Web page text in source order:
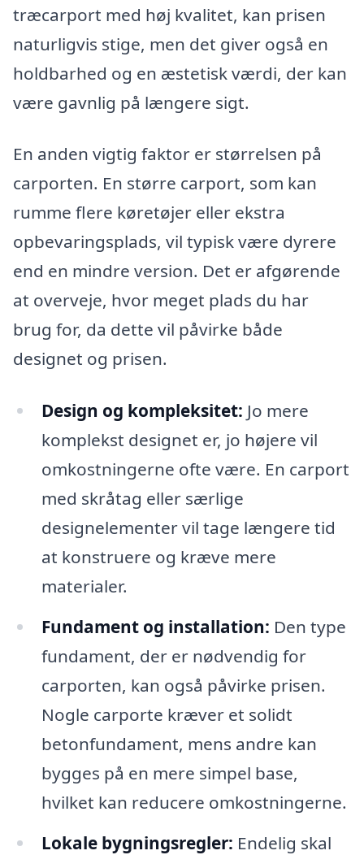
træcarport med høj kvalitet, kan prisen
naturligvis stige, men det giver også en
holdbarhed og en æstetisk værdi, der kan
være gavnlig på længere sigt.
En anden vigtig faktor er størrelsen på
carporten. En større carport, som kan
rumme flere køretøjer eller ekstra
opbevaringsplads, vil typisk være dyrere
end en mindre version. Det er afgørende
at overveje, hvor meget plads du har
brug for, da dette vil påvirke både
designet og prisen.
Design og kompleksitet: Jo mere
komplekst designet er, jo højere vil
omkostningerne ofte være. En carport
med skråtag eller særlige
designelementer vil tage længere tid
at konstruere og kræve mere
materialer.
Fundament og installation: Den type
fundament, der er nødvendig for
carporten, kan også påvirke prisen.
Nogle carporte kræver et solidt
betonfundament, mens andre kan
bygges på en mere simpel base,
hvilket kan reducere omkostningerne.
Lokale bygningsregler: Endelig skal